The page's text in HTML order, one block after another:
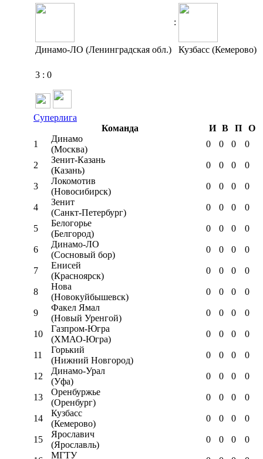
:
Динамо-ЛО (Ленинградская обл.) Кузбасс (Кемерово)
3 : 0
Суперлига
Команда
И В П
О
1
Динамо
(Москва)
0 0 0 0
2
Зенит-Казань
(Казань)
0 0 0 0
3
Локомотив
(Новосибирск)
0 0 0 0
4
Зенит
(Санкт-Петербург)
0 0 0 0
5
Белогорье
(Белгород)
0 0 0 0
6
Динамо-ЛО
(Сосновый бор)
0 0 0 0
7
Енисей
(Красноярск)
0 0 0 0
8
Нова
(Новокуйбышевск)
0 0 0 0
9
Факел Ямал
(Новый Уренгой)
0 0 0 0
10
Газпром-Югра
(ХМАО-Югра)
0 0 0 0
11
Горький
(Нижний Новгород)
0 0 0 0
12
Динамо-Урал
(Уфа)
0 0 0 0
13
Оренбуржье
(Оренбург)
0 0 0 0
14
Кузбасс
(Кемерово)
0 0 0 0
15
Ярославич
(Ярославль)
0 0 0 0
МГТУ